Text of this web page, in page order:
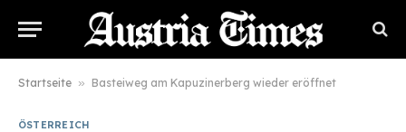
Startseite » Basteiweg am Kapuzinerberg wieder eröffnet
ÖSTERREICH